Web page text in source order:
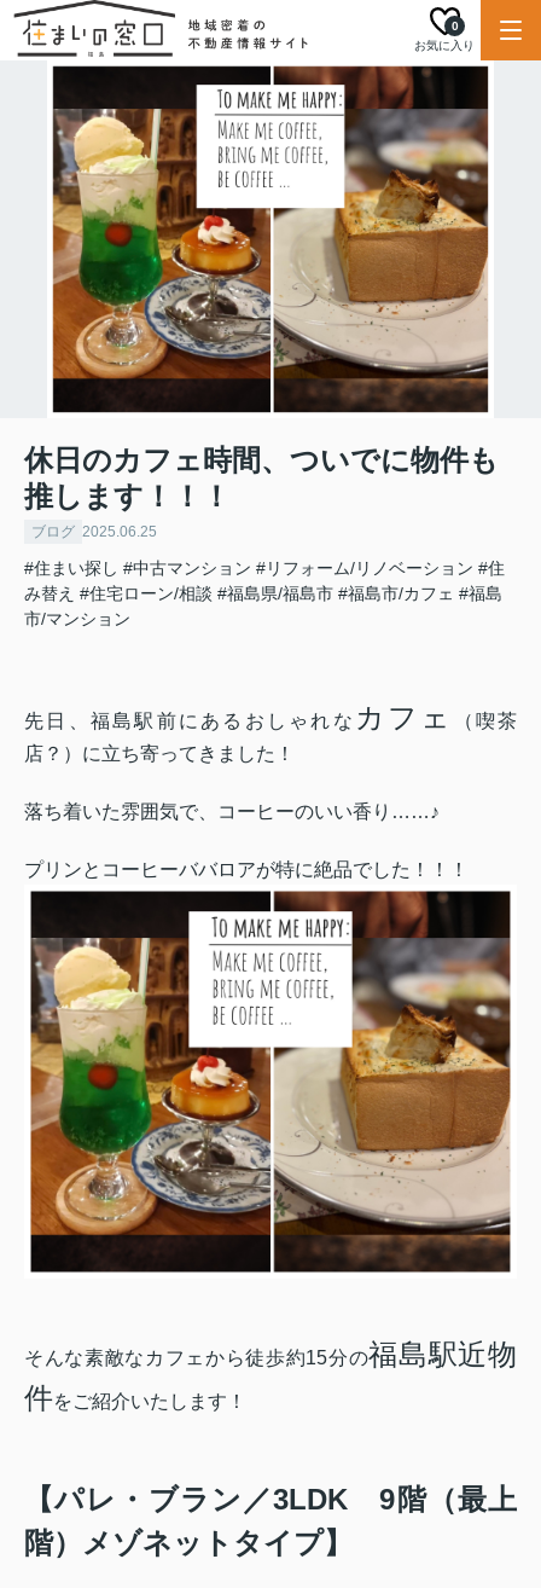
お気に入り
0
休日のカフェ時間、ついでに物件も
推します！！！
ブログ 2025.06.25
#住まい探し #中古マンション #リフォーム/リノベーション #住
み替え #住宅ローン/相談 #福島県/福島市 #福島市/カフェ #福島
市/マンション
先日、福島駅前にあるおしゃれな カフェ
（喫茶
店？）に立ち寄ってきました！
落ち着いた雰囲気で、コーヒーのいい香り……♪
プリンとコーヒーババロアが特に絶品でした！！！
そんな素敵なカフェから徒歩約15分の福島駅近物
件をご紹介いたします！
【パレ・ブラン／3LDK 9階（最上
階）メゾネットタイプ】